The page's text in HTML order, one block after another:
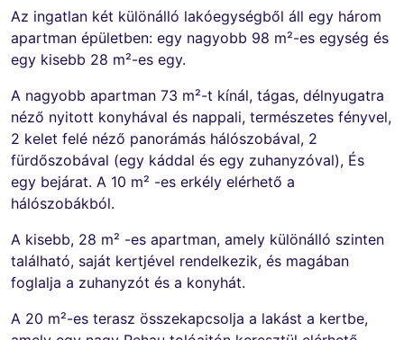
Az ingatlan két különálló lakóegységből áll egy három
apartman épületben: egy nagyobb 98 m²-es egység és
egy kisebb 28 m²-es egy.
A nagyobb apartman 73 m²-t kínál, tágas, délnyugatra
néző nyitott konyhával és nappali, természetes fényvel,
2 kelet felé néző panorámás hálószobával, 2
fürdőszobával (egy káddal és egy zuhanyzóval), És
egy bejárat. A 10 m² -es erkély elérhető a
hálószobákból.
A kisebb, 28 m² -es apartman, amely különálló szinten
található, saját kertjével rendelkezik, és magában
foglalja a zuhanyzót és a konyhát.
A 20 m²-es terasz összekapcsolja a lakást a kertbe,